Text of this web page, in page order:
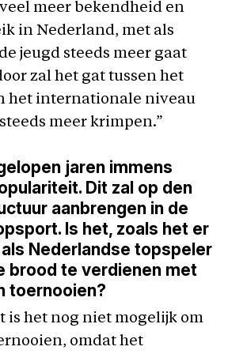
meer bekendheid en
in Nederland, met als
jeugd steeds meer gaat
zal het gat tussen het
het internationale niveau
meer krimpen.”
jaren immens
Dit zal op den
aanbrengen in de
Is het, zoals het er
Nederlandse topspeler
brood te verdienen met
toernooien?
is het nog niet mogelijk om
omdat het